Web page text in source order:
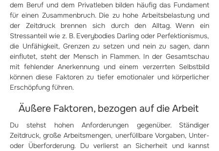
dem Beruf und dem Privatleben bilden häufig das Fundament
für einen Zusammenbruch. Die zu hohe Arbeitsbelastung und
der Zeitdruck brennen sich durch den Alltag. Wenn ein
Stressanteil wie z. B. Everybodies Darling oder Perfektionismus,
die Unfähigkeit, Grenzen zu setzen und nein zu sagen, dann
einflutet, steht der Mensch in Flammen. In der Gesamtschau
mit fehlender Anerkennung und einem verzerrten Selbstbild
können diese Faktoren zu tiefer emotionaler und körperlicher
Erschöpfung führen.
Äußere Faktoren, bezogen auf die Arbeit
Du stehst hohen Anforderungen gegenüber. Ständiger
Zeitdruck, große Arbeitsmengen, unerfüllbare Vorgaben, Unter-
oder Überforderung. Du verlierst an Sicherheit und kannst